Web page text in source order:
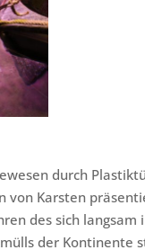
durch
von Karsten
des sich langsam
der Kontinente